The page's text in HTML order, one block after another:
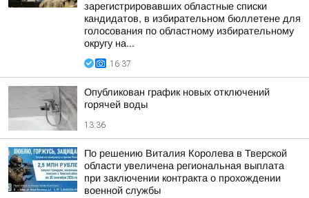
зарегистрировавших областные списки
кандидатов, в избирательном бюллетене для
голосования по областному избирательному
округу на...
16:37
Опубликован график новых отключений
горячей воды
13:36
По решению Виталия Королева в Тверской
области увеличена региональная выплата
при заключении контракта о прохождении
военной службы